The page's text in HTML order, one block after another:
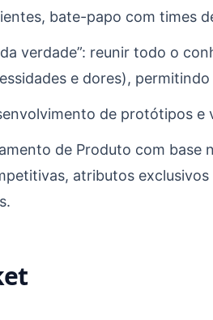
bate-papo com times
verdade”: reunir todo o
e dores),
de protótipos e
de Produto com base
atributos